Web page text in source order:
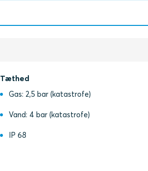
Tæthed
Gas: 2,5 bar (katastrofe)
Vand: 4 bar (katastrofe)
IP 68